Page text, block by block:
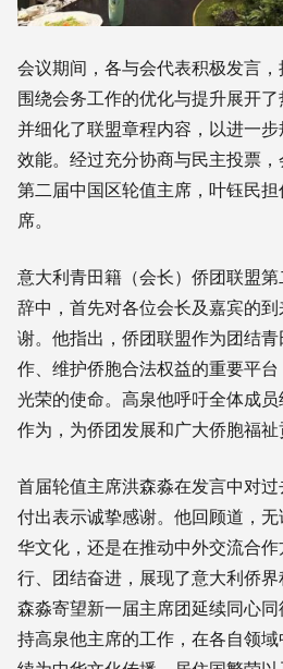
会议期间，各与会代表积极发言，
围绕会务工作的优化与提升展开
并细化了联盟章程内容，以进一
效能。经过充分协商与民主投票
第二届中国区轮值主席，叶钰民
席。
意大利青田籍（会长）侨团联盟
辞中，首先对各位会长及嘉宾的
谢。他指出，侨团联盟作为团结
作、维护侨胞合法权益的重要平
光荣的使命。高泉他呼吁全体成
作为，为侨团发展和广大侨胞福祉
首届轮值主席洪森淼在发言中对
付出表示诚挚感谢。他回顾道，
华文化，还是在推动中外交流合
行、团结奋进，展现了意大利侨
森淼寄望新一届主席团延续同心
持高泉他主席的工作，在各自领